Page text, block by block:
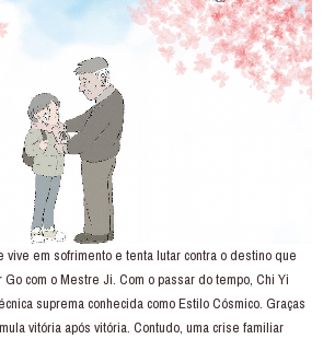
em sofrimento e tenta lutar contra o destino que
com o Mestre Ji. Com o passar do tempo, Chi Yi
suprema conhecida como Estilo Cósmico. Graças
vitória após vitória. Contudo, uma crise familiar